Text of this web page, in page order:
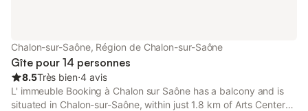
Chalon-sur-Saône, Région de Chalon-sur-Saône
Gîte pour 14 personnes
8.5Très bien⋅4 avis
L' immeuble Booking à Chalon sur Saône has a balcony and is
situated in Chalon-sur-Saône, within just 1.8 km of Arts Center